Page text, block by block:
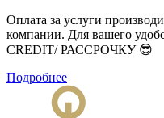
Оплата за услуги
компании. Для вашего
CREDIT/ РАССРОЧКУ 😎
Подробнее